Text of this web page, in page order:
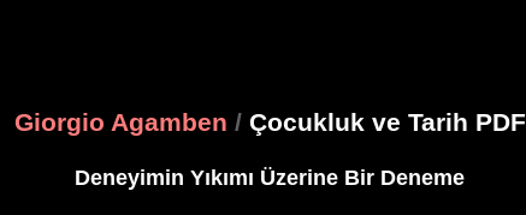
Giorgio Agamben /Çocukluk ve Tarih PDF
Deneyimin Yıkımı Üzerine Bir Deneme